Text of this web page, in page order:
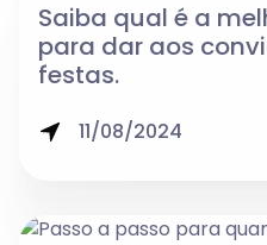
Saiba qual é a
para dar aos
festas.
11/08/2024